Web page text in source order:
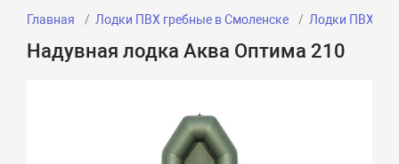
Главная Лодки ПВХ гребные в Смоленске Лодки ПВХ
Надувная лодка Аква Оптима 210